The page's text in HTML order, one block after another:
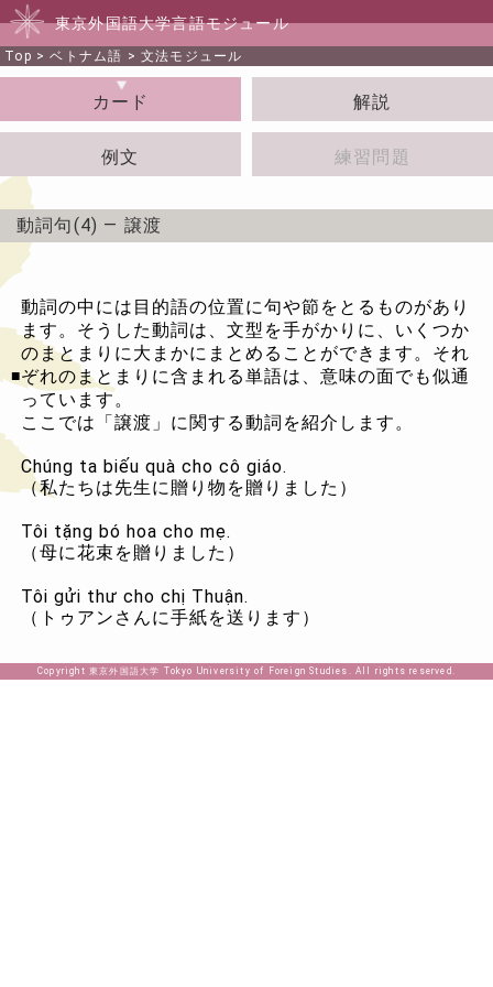
東京外国語大学言語モジュール
Top >ベトナム語 >文法モジュール
カード 解説
例文 練習問題
動詞句(4) ― 譲渡
■
動詞の中には目的語の位置に句や節をとるものがあり
ます。そうした動詞は、文型を手がかりに、いくつか
のまとまりに大まかにまとめることができます。それ
ぞれのまとまりに含まれる単語は、意味の面でも似通
っています。
ここでは「譲渡」に関する動詞を紹介します。
Chúng ta biếu quà cho cô giáo.
（私たちは先生に贈り物を贈りました）
Tôi tặng bó hoa cho mẹ.
（母に花束を贈りました）
Tôi gửi thư cho chị Thuận.
（トゥアンさんに手紙を送ります）
Copyright 東京外国語大学 Tokyo University of Foreign Studies. All rights reserved.